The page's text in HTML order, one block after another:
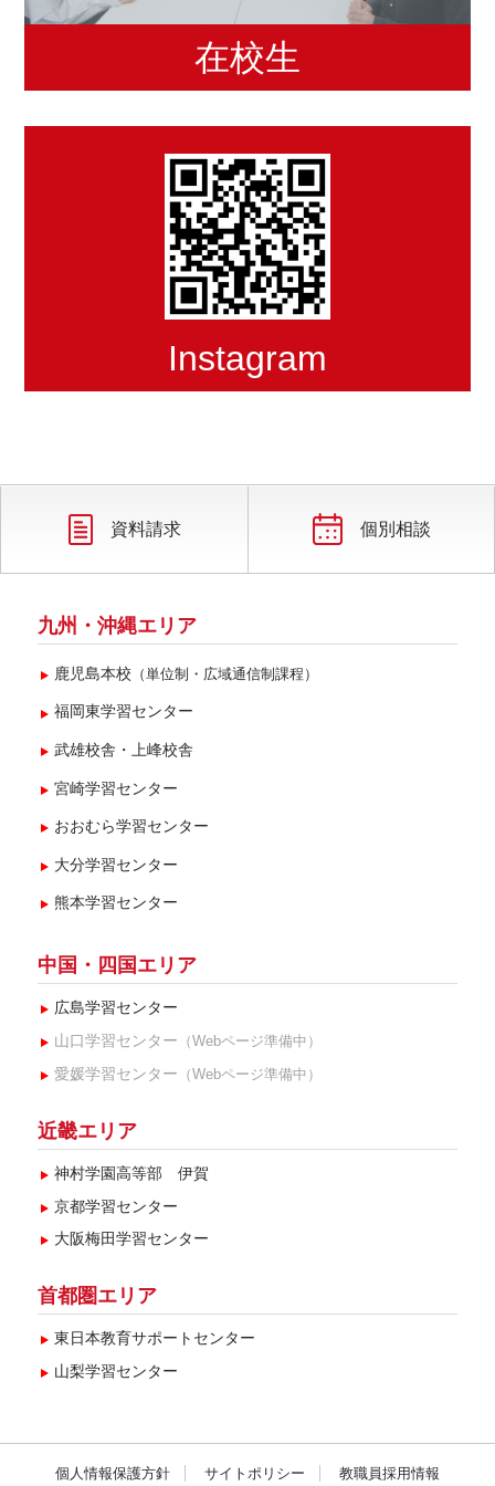
在校生
Instagram
資料請求 個別相談
九州・沖縄エリア
鹿児島本校 （単位制・広域通信制課程）
福岡東学習センター
武雄校舎・上峰校舎
宮崎学習センター
おおむら学習センター
大分学習センター
熊本学習センター
中国・四国エリア
広島学習センター
山口学習センター （Webページ準備中）
愛媛学習センター （Webページ準備中）
近畿エリア
神村学園高等部 伊賀
京都学習センター
大阪梅田学習センター
首都圏エリア
東日本教育サポートセンター
山梨学習センター
個人情報保護方針 サイトポリシー 教職員採用情報